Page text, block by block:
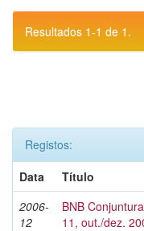
Resultados 1-1 de 1.
Registos:
Data
Título
2006-
12
BNB
11, out./dez.